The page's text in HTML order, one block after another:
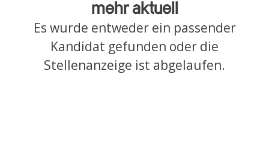
mehr aktuell
Es wurde entweder ein passender
Kandidat gefunden oder die
Stellenanzeige ist abgelaufen.